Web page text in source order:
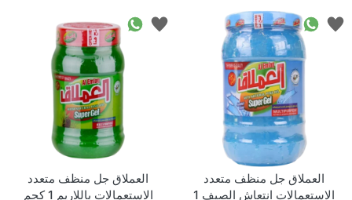
العملاق جل منظف متعدد
الاستعمالات انتعاش الصيف 1
العملاق جل منظف متعدد
الاستعمالات باللاريم 1 كجم